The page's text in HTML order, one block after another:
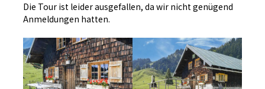
Die Tour ist leider ausgefallen, da wir nicht genügend
Anmeldungen hatten.